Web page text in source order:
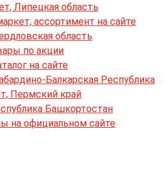
Липецкая область
ассортимент на сайте
область
по акции
на сайте
Балкарская Республика
Пермский край
Башкортостан
на официальном сайте